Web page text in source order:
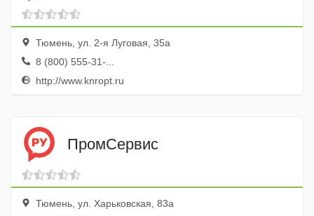
Тюмень, ул. 2-я Луговая, 35а
8 (800) 555-31-...
http://www.knropt.ru
ПромСервис
Тюмень, ул. Харьковская, 83а